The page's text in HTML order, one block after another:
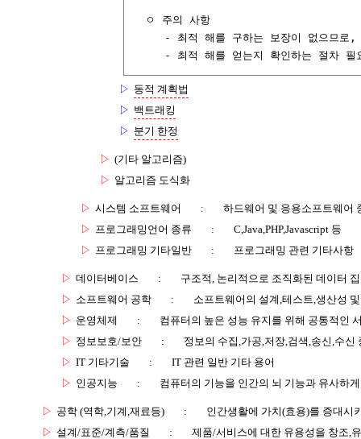
  ㅇ 주의 사항
- 최적 해를 구하는 보장이 없으므로
- 최적 해를 얻는지 확인하는 절차 필
▷ 동적 계획법
▷ 백트래킹
▷ 분기 한정
▷ (기타 알고리즘)
▷ 알고리즘 도식화
▷ 시스템 소프트웨어 :
하드웨어 및 응용소프트웨어
▷ 프로그래밍언어 종류 :
C,Java,PHP,Javascript 등
▷ 프로그래밍 기타일반 : 프로그래밍 관련 기타사항
▷ 데이터베이스 :
구조적, 논리적으로 조직화된 데이터
▷ 소프트웨어 공학 :
소프트웨어의 설계,테스트,생산성
▷ 운영체제 :
컴퓨터의 높은 성능 유지를 위해 공통적인
▷ 정보보호/보안 :
정보의 수집,가공,저장,검색,송신,수
▷ IT 기타기술 :
IT 관련 일반 기타 용어
▷ 인공지능 : 컴퓨터의 기능을 인간의 뇌 기능과 유사하
▷ 공학 (역학,기계,재료등) :
인간생활에 가치(효용)를 증대시
▷ 설계/표준/계측/품질 : 제품/서비스에 대한 유용성을 창조,